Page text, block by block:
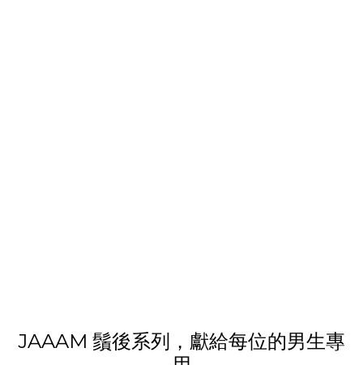
JAAAM 鬚後系列，獻給每位的男生專